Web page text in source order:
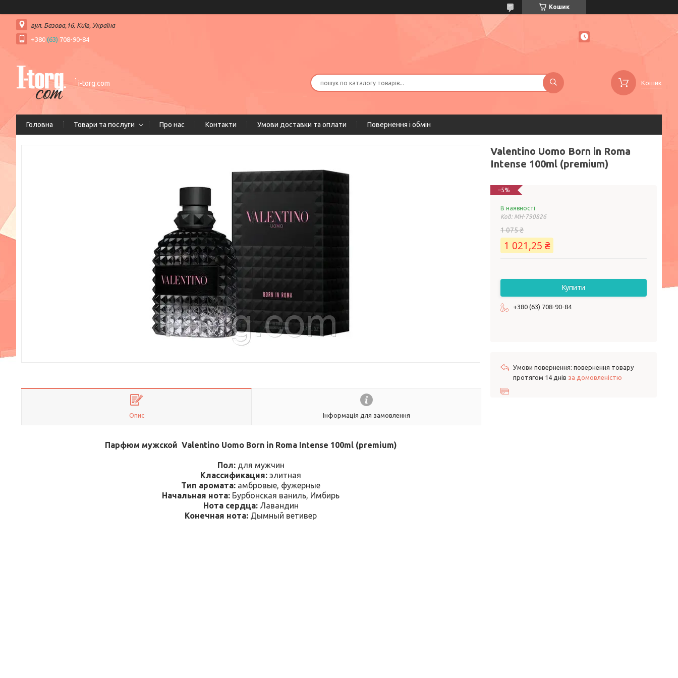
Кошик
вул. Базова,16, Київ, Україна
+380 (63) 708-90-84
i-torg.com Кошик
Головна Товари та послуги Про нас Контакти Умови доставки та оплати Повернення і обмін
Опис Інформація для замовлення
Парфюм мужской Valentino Uomo Born in Roma Intense 100ml (premium)
Пол:для мужчин
Классификация: элитная
Тип аромата: амбровые, фужерные
Начальная нота: Бурбонская ваниль, Имбирь
Нота сердца:Лавандин
Конечная нота: Дымный ветивер
Valentino Uomo Born in Roma
Intense 100ml (premium)
–5%
В наявності
Код: MH-790826
1 075 ₴
1 021,25 ₴
Купити
+380 (63) 708-90-84
повернення товару
протягом 14 днів за домовленістю